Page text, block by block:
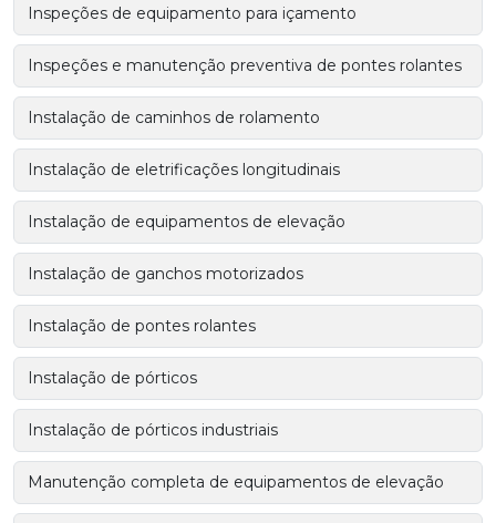
Inspeções de equipamento para içamento
Inspeções e manutenção preventiva de pontes rolantes
Instalação de caminhos de rolamento
Instalação de eletrificações longitudinais
Instalação de equipamentos de elevação
Instalação de ganchos motorizados
Instalação de pontes rolantes
Instalação de pórticos
Instalação de pórticos industriais
Manutenção completa de equipamentos de elevação